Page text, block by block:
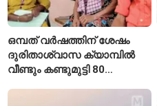
ഒമ്പത് വർഷത്തിന് ശേഷം
ദുരിതാശ്വാസ ക്യാമ്പിൽ
വീണ്ടും കണ്ടുമുട്ടി 80